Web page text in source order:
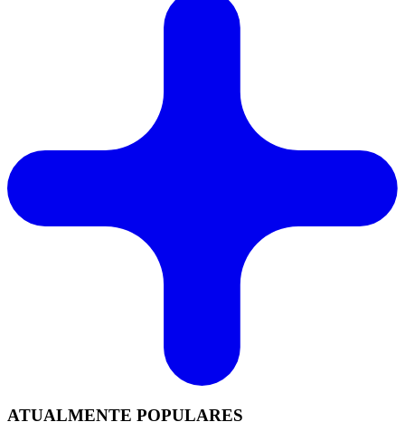
ATUALMENTE POPULARES